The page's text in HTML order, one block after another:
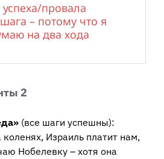
провала
– потому что я
на два хода
2
(все шаги успешны):
коленях, Израиль платит нам,
Нобелевку – хотя она